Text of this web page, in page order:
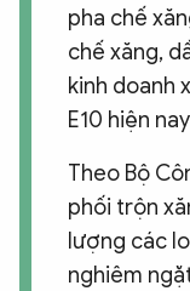
pha chế
chế xăng,
kinh doanh
E10 hiện
Theo Bộ
phối trộn
lượng các
nghiêm